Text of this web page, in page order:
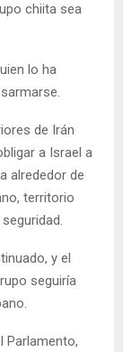
chiita sea
lo ha
de Irán
a Israel a
alrededor de
territorio
y el
seguiría
Parlamento,